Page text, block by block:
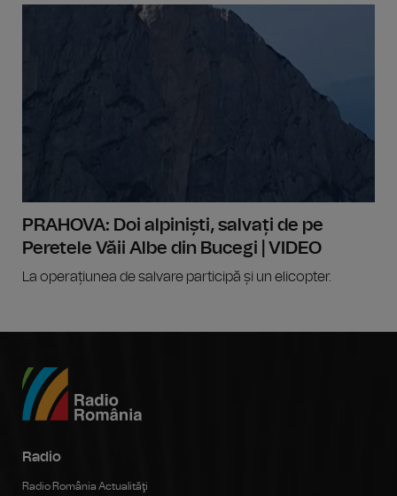
PRAHOVA: Doi alpiniști, salvați de pe
Peretele Văii Albe din Bucegi | VIDEO
La operațiunea de salvare participă și un elicopter.
Radio
Radio România Actualităţi